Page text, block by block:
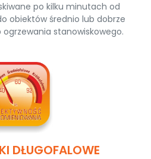
po kilku minutach od
obiektów średnio lub dobrze
stanowiskowego.
DŁUGOFALOWE